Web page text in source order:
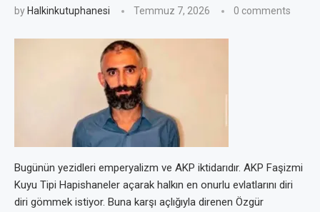
by Halkinkutuphanesi Temmuz 7, 2026 0 comments
Bugünün yezidleri emperyalizm ve AKP iktidarıdır. AKP Faşizmi
Kuyu Tipi Hapishaneler açarak halkın en onurlu evlatlarını diri
diri gömmek istiyor. Buna karşı açlığıyla direnen Özgür